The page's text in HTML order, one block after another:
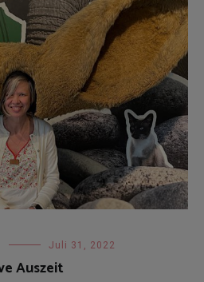
Juli 31, 2022
Auszeit